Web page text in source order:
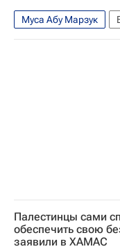
Муса Абу Марзук
Израиль
Шехбаз
Палестинцы сами
обеспечить свою
заявили в ХАМАС